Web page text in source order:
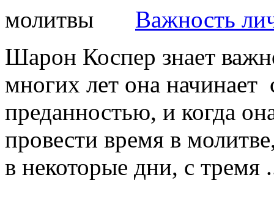
Важность
Шарон Коспер знает
многих лет она начинает
преданностью, и когда
провести время в
в некоторые дни, с тремя